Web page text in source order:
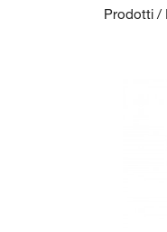
Prodotti /